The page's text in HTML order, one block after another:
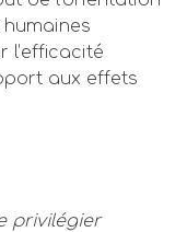
l’efficacité
aux effets
privilégier